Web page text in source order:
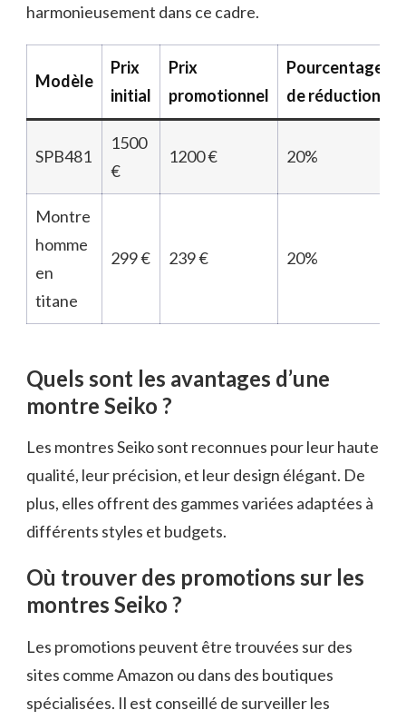
harmonieusement dans ce cadre.
Modèle
Prix
initial
Prix
promotionnel
Pourcentage
de réduction
SPB481
1500
€
1200 € 20%
Montre
homme
en
titane
299 € 239 € 20%
Quels sont les avantages d’une
montre Seiko ?
Les montres Seiko sont reconnues pour leur haute
qualité, leur précision, et leur design élégant. De
plus, elles offrent des gammes variées adaptées à
différents styles et budgets.
Où trouver des promotions sur les
montres Seiko ?
Les promotions peuvent être trouvées sur des
sites comme Amazon ou dans des boutiques
spécialisées. Il est conseillé de surveiller les